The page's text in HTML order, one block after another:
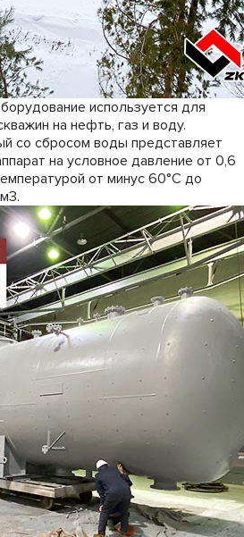
используется для
на нефть, газ и воду.
со сбросом воды представляет
на условное давление от 0,6
от минус 60°С до